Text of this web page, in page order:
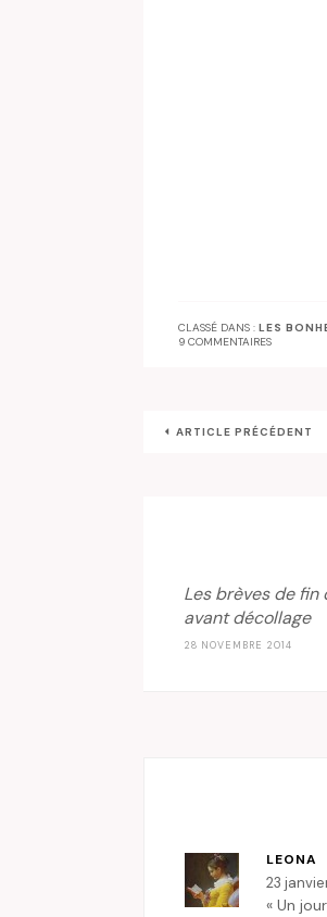
CLASSÉ DANS : LES
9 COMMENTAIRES
ARTICLE PRÉCÉDENT
Les brèves de fin
avant décollage
28 NOVEMBRE 2014
LEONA
23
« Un